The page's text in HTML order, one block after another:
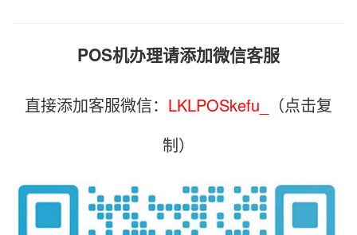
POS机办理请添加微信客服
直接添加客服微信： LKLPOSkefu_
（点击复
制）